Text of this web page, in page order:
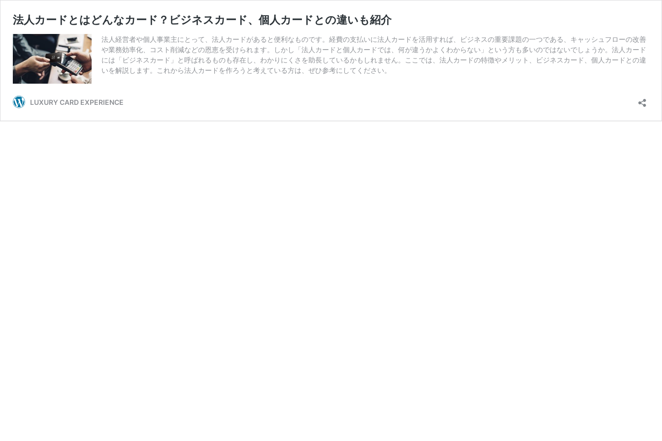
法人カードとはどんなカード？ビジネスカード、個人カードとの違いも紹介
法人経営者や個人事業主にとって、法人カードがあると便利なものです。経費の支払いに法人カードを活用すれば、ビジネスの重要課題の一つである、キャッシュフローの改善
や業務効率化、コスト削減などの恩恵を受けられます。しかし「法人カードと個人カードでは、何が違うかよくわからない」という方も多いのではないでしょうか。法人カード
には「ビジネスカード」と呼ばれるものも存在し、わかりにくさを助長しているかもしれません。ここでは、法人カードの特徴やメリット、ビジネスカード、個人カードとの違
いを解説します。これから法人カードを作ろうと考えている方は、ぜひ参考にしてください。
LUXURY CARD EXPERIENCE